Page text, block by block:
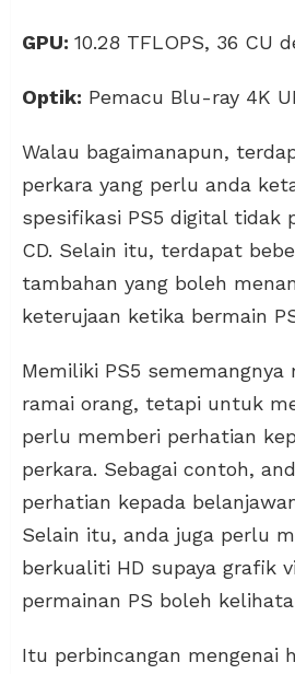
GPU: 10.28 TFLOPS, 36 CU
Optik: Pemacu Blu-ray 4K
Walau bagaimanapun,
perkara yang perlu anda
spesifikasi PS5 digital tidak
CD. Selain itu, terdapat
tambahan yang boleh
keterujaan ketika bermain
Memiliki PS5 sememangnya
ramai orang, tetapi untuk
perlu memberi perhatian
perkara. Sebagai contoh,
perhatian kepada
Selain itu, anda juga perlu
berkualiti HD supaya grafik
permainan PS boleh
Itu perbincangan mengenai